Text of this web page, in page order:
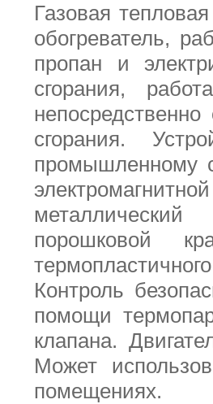
Газовая
обогреватель,
пропан и
сгорания,
сгорания.
промышленному
порошковой
Контроль
помощи
клапана.
Может
помещениях.